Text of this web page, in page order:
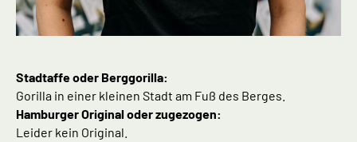
Stadtaffe oder Berggorilla:
Gorilla in einer kleinen Stadt am Fuß des Berges.
Hamburger Original oder zugezogen:
Leider kein Original.